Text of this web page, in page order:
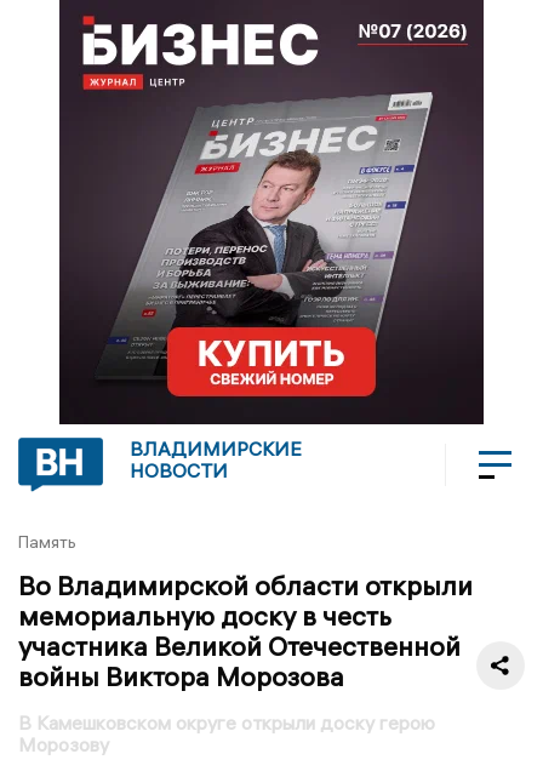
ВЛАДИМИРСКИЕ
НОВОСТИ
Память
Во Владимирской области открыли
мемориальную доску в честь
участника Великой Отечественной
войны Виктора Морозова
В Камешковском округе открыли доску герою
Морозову